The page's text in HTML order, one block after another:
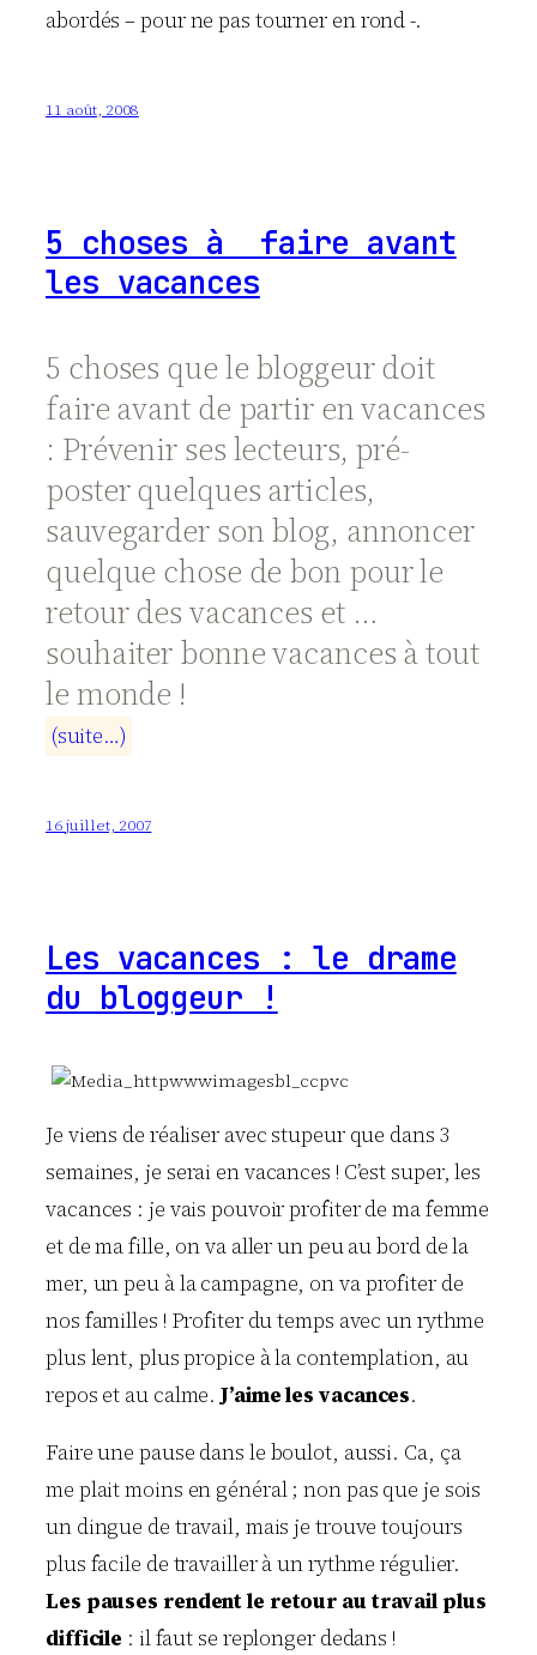
abordés – pour ne pas tourner en rond -.
11 août, 2008
5 choses à faire avant
les vacances
5 choses que le bloggeur doit
faire avant de partir en vacances
: Prévenir ses lecteurs, pré-
poster quelques articles,
sauvegarder son blog, annoncer
quelque chose de bon pour le
retour des vacances et …
souhaiter bonne vacances à tout
le monde !
(suite…)
16 juillet, 2007
Les vacances : le drame
du bloggeur !
Je viens de réaliser avec stupeur que dans 3
semaines, je serai en vacances ! C’est super, les
vacances : je vais pouvoir profiter de ma femme
et de ma fille, on va aller un peu au bord de la
mer, un peu à la campagne, on va profiter de
nos familles ! Profiter du temps avec un rythme
plus lent, plus propice à la contemplation, au
repos et au calme.J’aime les vacances.
Faire une pause dans le boulot, aussi. Ca, ça
me plait moins en général ; non pas que je sois
un dingue de travail, mais je trouve toujours
plus facile de travailler à un rythme régulier.
Les pauses rendent le retour au travail plus
difficile : il faut se replonger dedans !